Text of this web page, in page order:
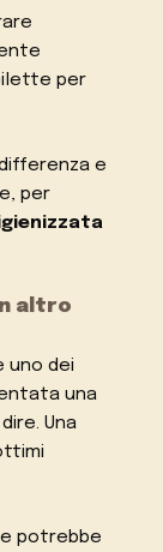
per
e
per
altro
uno dei
una
Una
potrebbe